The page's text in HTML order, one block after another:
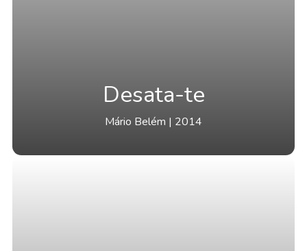
Desata-te
Mário Belém | 2014